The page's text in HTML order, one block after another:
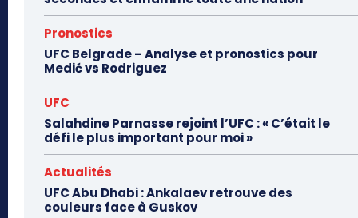
Pronostics
UFC Belgrade – Analyse et pronostics pour
Medić vs Rodriguez
UFC
Salahdine Parnasse rejoint l’UFC : « C’était le
défi le plus important pour moi »
Actualités
UFC Abu Dhabi : Ankalaev retrouve des
couleurs face à Guskov